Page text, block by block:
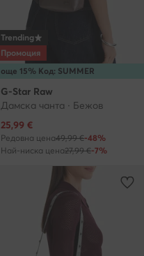
още 15% Код: SUMMER
Trending
Промоция
G-Star Raw
Дамска чанта · Бежов
Актуална цена
25,99 €
Редовна цена49,99 €-48%
Най-ниска цена27,99 €-7%